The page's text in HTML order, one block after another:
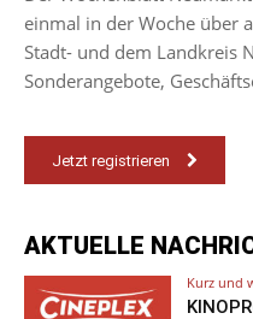
einmal in der Woche über
Stadt- und dem Landkreis
Sonderangebote,
Jetzt registrieren
AKTUELLE
Kurz und